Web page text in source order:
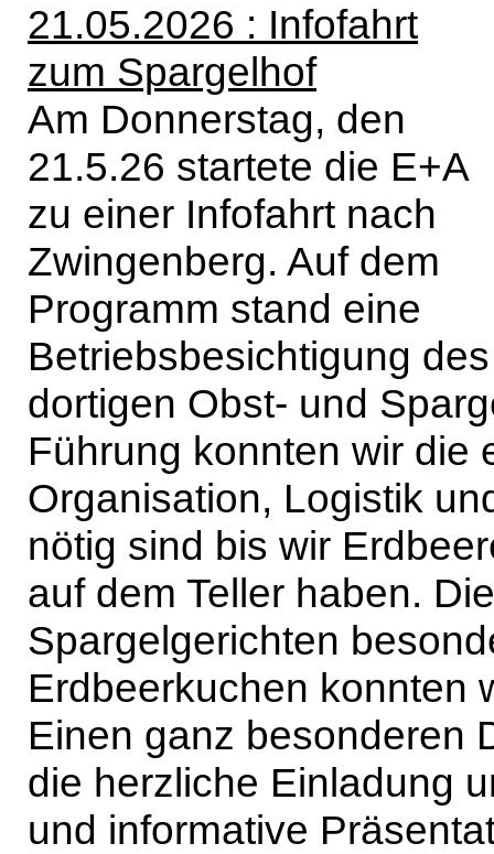
21.05.2026 : Infofahrt
zum Spargelhof
Am Donnerstag, den
21.5.26 startete die E+A
zu einer Infofahrt nach
Zwingenberg. Auf dem
Programm stand eine
Betriebsbesichtigung des
dortigen Obst- und
Führung konnten wir die
Organisation, Logistik
nötig sind bis wir
auf dem Teller haben.
Spargelgerichten
Erdbeerkuchen konnten
Einen ganz besonderen
die herzliche Einladung
und informative